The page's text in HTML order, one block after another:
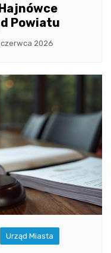
Powiatu
2026
Urząd Miasta